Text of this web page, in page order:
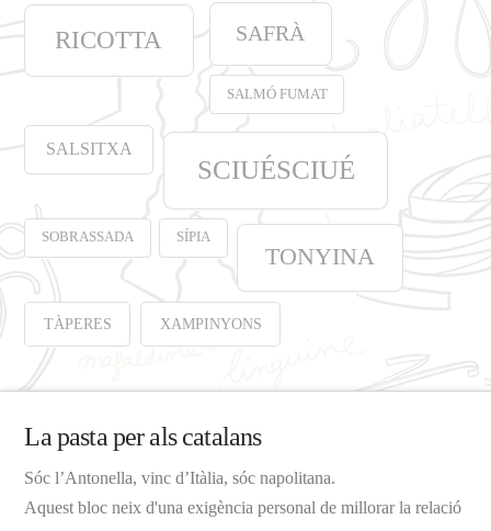
RICOTTA SAFRÀ
SALMÓ FUMAT
SALSITXA
SCIUÉSCIUÉ
SOBRASSADA SÍPIA
TONYINA
TÀPERES XAMPINYONS
La pasta per als catalans
Sóc l’Antonella, vinc d’Itàlia, sóc napolitana.
Aquest bloc neix d'una exigència personal de millorar la relació